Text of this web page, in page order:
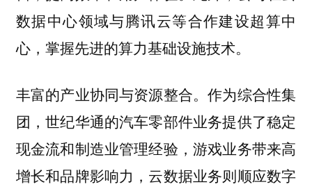
数据中心领域与腾讯云等合作建设超算中
心，掌握先进的算力基础设施技术。
丰富的产业协同与资源整合。作为综合性集
团，世纪华通的汽车零部件业务提供了稳定
现金流和制造业管理经验，游戏业务带来高
增长和品牌影响力，云数据业务则顺应数字